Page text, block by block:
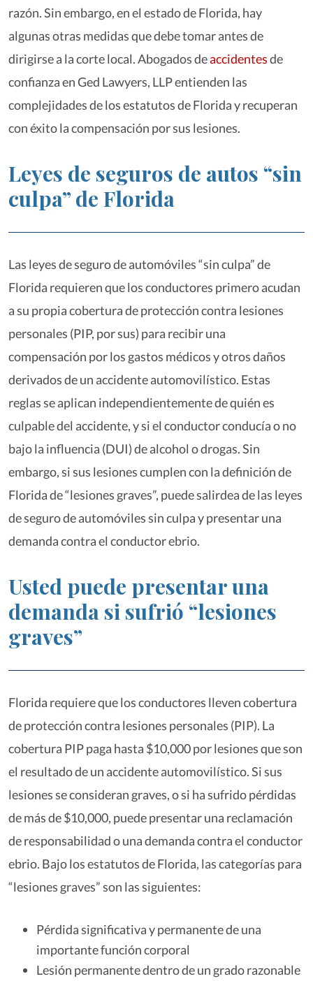
razón. Sin embargo, en el estado de Florida, hay
algunas otras medidas que debe tomar antes de
dirigirse a la corte local. Abogados deaccidentesde
confianza en Ged Lawyers, LLP entienden las
complejidades de los estatutos de Florida y recuperan
con éxito la compensación por sus lesiones.
Leyes de seguros de autos “sin
culpa” de Florida
Las leyes de seguro de automóviles “sin culpa” de
Florida requieren que los conductores primero acudan
a su propia cobertura de protección contra lesiones
personales (PIP, por sus) para recibir una
compensación por los gastos médicos y otros daños
derivados de un accidente automovilístico. Estas
reglas se aplican independientemente de quién es
culpable del accidente, y si el conductor conducía o no
bajo la influencia (DUI) de alcohol o drogas. Sin
embargo, si sus lesiones cumplen con la definición de
Florida de “lesiones graves”, puede salirdea de las leyes
de seguro de automóviles sin culpa y presentar una
demanda contra el conductor ebrio.
Usted puede presentar una
demanda si sufrió “lesiones
graves”
Florida requiere que los conductores lleven cobertura
de protección contra lesiones personales (PIP). La
cobertura PIP paga hasta $10,000 por lesiones que son
el resultado de un accidente automovilístico. Si sus
lesiones se consideran graves, o si ha sufrido pérdidas
de más de $10,000, puede presentar una reclamación
de responsabilidad o una demanda contra el conductor
ebrio. Bajo los estatutos de Florida, las categorías para
“lesiones graves” son las siguientes:
Pérdida significativa y permanente de una
importante función corporal
Lesión permanente dentro de un grado razonable